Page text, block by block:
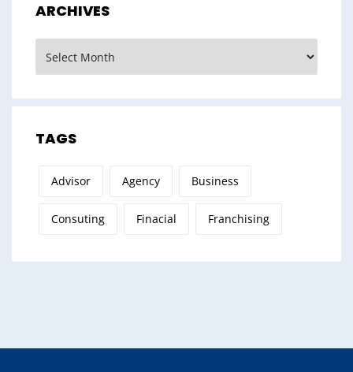
ARCHIVES
TAGS
Advisor Agency Business
Consuting Finacial Franchising